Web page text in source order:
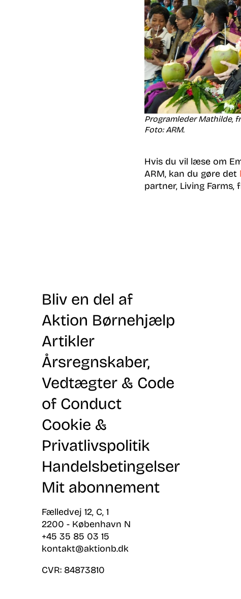
Programleder Mathilde,
Foto: ARM.
Hvis du vil læse om
ARM, kan du gøre det
partner, Living
Bliv en del af
Aktion Børnehjælp
Artikler
Årsregnskaber,
Vedtægter & Code
of Conduct
Cookie &
Privatlivspolitik
Handelsbetingelser
Mit abonnement
Fælledvej 12, C, 1
2200 - København N
+45 35 85 03 15
kontakt@aktionb.dk
CVR: 84873810